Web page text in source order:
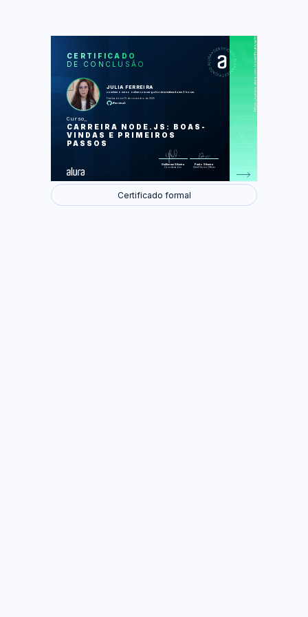
CERTIFICADO
DE CONCLUSÃO
JULIA FERREIRA
concluiu o curso online com carga horária estimada em 2 horas.
Finalizado em 10 de novembro de 2025
JFerreira3
Curso
CARREIRA NODE.JS: BOAS-
VINDAS E PRIMEIROS
PASSOS
Guilherme Silveira
Coordenador
Paulo Silveira
Chief Vision Officer
https://cursos.alura.com.br/certificate/ae1c0682-d222-4a7c-8d16-54e0e965be49
LAS
Conhecendo a carreira
Conhecendo o ambiente
Certificado formal